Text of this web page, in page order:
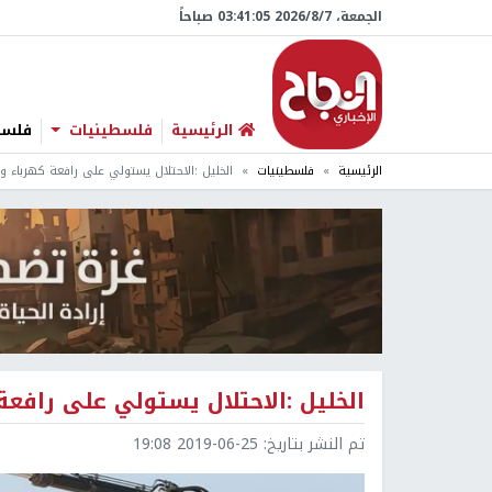
الجمعة، 7/‏8/‏2026 03:41:06 صباحاً
الرئيسية فلسطينيات
الرئيسية فلسطينيات الخليل :الاحتلال يستولي على رافعة
الخليل :الاحتلال يستولي على
تم النشر بتاريخ: 2019-06-25 19:08